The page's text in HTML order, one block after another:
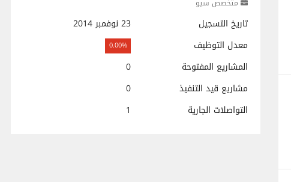
متخصص سيو
تاريخ التسجيل
23 نوفمبر 2014
معدل التوظيف
0.00%
المشاريع المفتوحة
0
مشاريع قيد التنفيذ
0
التواصلات الجارية
1